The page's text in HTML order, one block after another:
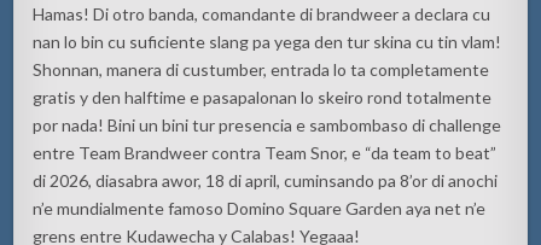
Hamas! Di otro banda, comandante di brandweer a declara cu
nan lo bin cu suficiente slang pa yega den tur skina cu tin vlam!
Shonnan, manera di custumber, entrada lo ta completamente
gratis y den halftime e pasapalonan lo skeiro rond totalmente
por nada! Bini un bini tur presencia e sambombaso di challenge
entre Team Brandweer contra Team Snor, e “da team to beat”
di 2026, diasabra awor, 18 di april, cuminsando pa 8’or di anochi
n’e mundialmente famoso Domino Square Garden aya net n’e
grens entre Kudawecha y Calabas! Yegaaa!